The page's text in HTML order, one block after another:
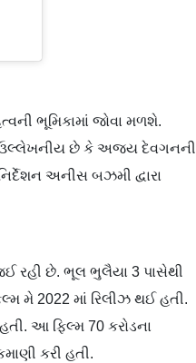
ભૂમિકામાં જોવા મળશે.
ઉલ્લેખનીય છે કે અજય દેવગનની
અનીસ બઝમી દ્વારા
રહી છે. ભૂલ ભુલૈયા 3 પાસેથી
મે 2022 માં રિલીઝ થઈ હતી.
આ ફિલ્મ 70 કરોડના
કરી હતી.